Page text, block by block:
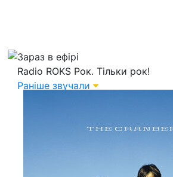
Зараз в ефірі
Radio ROKS Рок. Тільки рок!
Раніше звучали